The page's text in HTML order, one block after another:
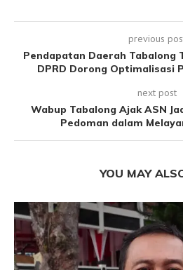
previous
Pendapatan Daerah Tabalong
DPRD Dorong Optimalisasi
next post
Wabup Tabalong Ajak ASN
Pedoman dalam
YOU MAY